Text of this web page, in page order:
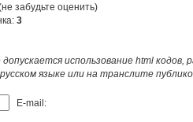
забудьте оценить)
3
использование html кодов,
языке или на транслите
E-mail: